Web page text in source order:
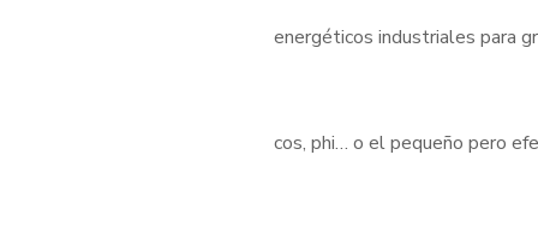
energéticos industriales para
cos, phi… o el pequeño pero